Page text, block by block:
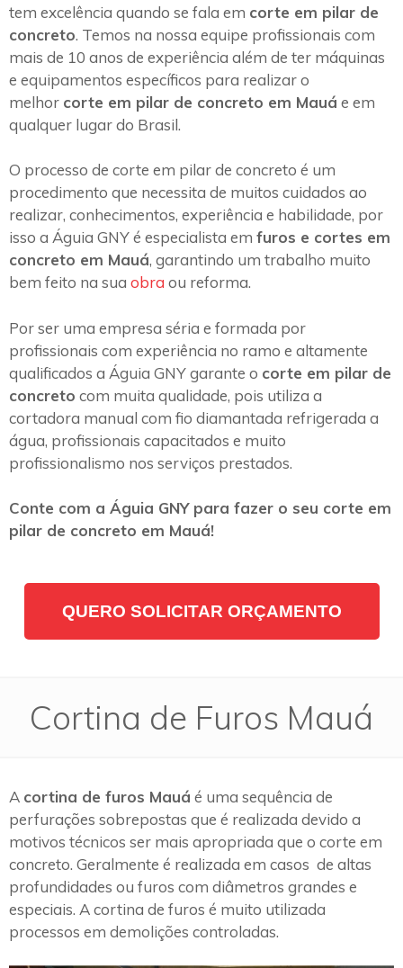
tem excelência quando se fala em corte em pilar de
concreto. Temos na nossa equipe profissionais com
mais de 10 anos de experiência além de ter máquinas
e equipamentos específicos para realizar o
melhor corte em pilar de concreto em Mauá e em
qualquer lugar do Brasil.
O processo de corte em pilar de concreto é um
procedimento que necessita de muitos cuidados ao
realizar, conhecimentos, experiência e habilidade, por
isso a Águia GNY é especialista em furos e cortes em
concreto em Mauá, garantindo um trabalho muito
bem feito na sua obra ou reforma.
Por ser uma empresa séria e formada por
profissionais com experiência no ramo e altamente
qualificados a Águia GNY garante o corte em pilar de
concreto com muita qualidade, pois utiliza a
cortadora manual com fio diamantada refrigerada a
água, profissionais capacitados e muito
profissionalismo nos serviços prestados.
Conte com a Águia GNY para fazer o seu corte em
pilar de concreto em Mauá!
QUERO SOLICITAR ORÇAMENTO
Cortina de Furos Mauá
A cortina de furos Mauá é uma sequência de
perfurações sobrepostas que é realizada devido a
motivos técnicos ser mais apropriada que o corte em
concreto. Geralmente é realizada em casos de altas
profundidades ou furos com diâmetros grandes e
especiais. A cortina de furos é muito utilizada
processos em demolições controladas.